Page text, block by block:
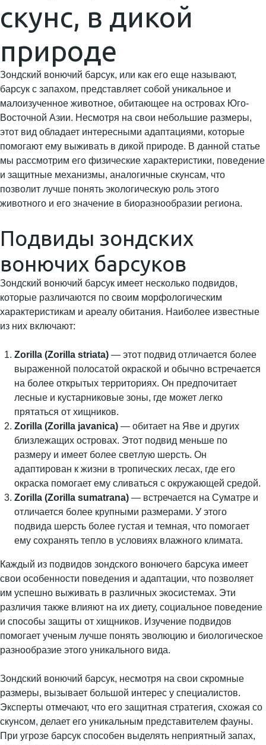
скунс, в дикой
природе
Зондский вонючий барсук, или как его еще называют,
барсук с запахом, представляет собой уникальное и
малоизученное животное, обитающее на островах Юго-
Восточной Азии. Несмотря на свои небольшие размеры,
этот вид обладает интересными адаптациями, которые
помогают ему выживать в дикой природе. В данной статье
мы рассмотрим его физические характеристики, поведение
и защитные механизмы, аналогичные скунсам, что
позволит лучше понять экологическую роль этого
животного и его значение в биоразнообразии региона.
Подвиды зондских
вонючих барсуков
Зондский вонючий барсук имеет несколько подвидов,
которые различаются по своим морфологическим
характеристикам и ареалу обитания. Наиболее известные
из них включают:
Zorilla (Zorilla striata) — этот подвид отличается более
выраженной полосатой окраской и обычно встречается
на более открытых территориях. Он предпочитает
лесные и кустарниковые зоны, где может легко
прятаться от хищников.
Zorilla (Zorilla javanica) — обитает на Яве и других
близлежащих островах. Этот подвид меньше по
размеру и имеет более светлую шерсть. Он
адаптирован к жизни в тропических лесах, где его
окраска помогает ему сливаться с окружающей средой.
Zorilla (Zorilla sumatrana) — встречается на Суматре и
отличается более крупными размерами. У этого
подвида шерсть более густая и темная, что помогает
ему сохранять тепло в условиях влажного климата.
Каждый из подвидов зондского вонючего барсука имеет
свои особенности поведения и адаптации, что позволяет
им успешно выживать в различных экосистемах. Эти
различия также влияют на их диету, социальное поведение
и способы защиты от хищников. Изучение подвидов
помогает ученым лучше понять эволюцию и биологическое
разнообразие этого уникального вида.
Зондский вонючий барсук, несмотря на свои скромные
размеры, вызывает большой интерес у специалистов.
Эксперты отмечают, что его защитная стратегия, схожая со
скунсом, делает его уникальным представителем фауны.
При угрозе барсук способен выделять неприятный запах,